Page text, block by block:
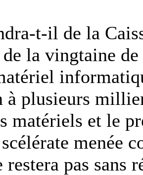
t-il de la
la vingtaine
à plusieurs
matériels et le
menée
restera pas sans